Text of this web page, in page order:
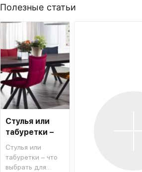
Полезные статьи
Стулья или
табуретки –
что лучше для
кухни
Стулья или
табуретки – что
выбрать для